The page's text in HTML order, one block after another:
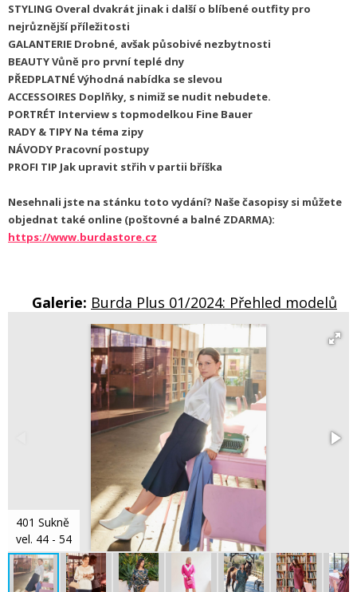
STYLING Overal dvakrát jinak i další o blíbené outfity pro
nejrůznější příležitosti
GALANTERIE Drobné, avšak působivé nezbytnosti
BEAUTYVůně pro první teplé dny
PŘEDPLATNÉVýhodná nabídka se slevou
ACCESSOIRES Doplňky, s nimiž se nudit nebudete.
PORTRÉT Interview s topmodelkou Fine Bauer
RADY & TIPY Na téma zipy
NÁVODY Pracovní postupy
PROFI TIP Jak upravit střih v partii bříška
Nesehnali jste na stánku toto vydání? Naše časopisy si můžete
objednat také online (poštovné a balné ZDARMA):
https://www.burdastore.cz
Galerie: Burda Plus 01/2024: Přehled modelů
401 Sukně
vel. 44 - 54